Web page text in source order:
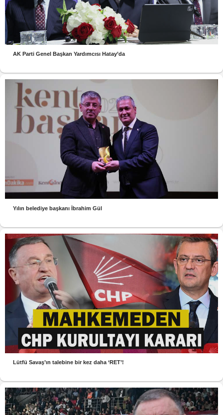
AK Parti Genel Başkan Yardımcısı Hatay’da
Yılın belediye başkanı İbrahim Gül
Lütfü Savaş’ın talebine bir kez daha ‘RET’!